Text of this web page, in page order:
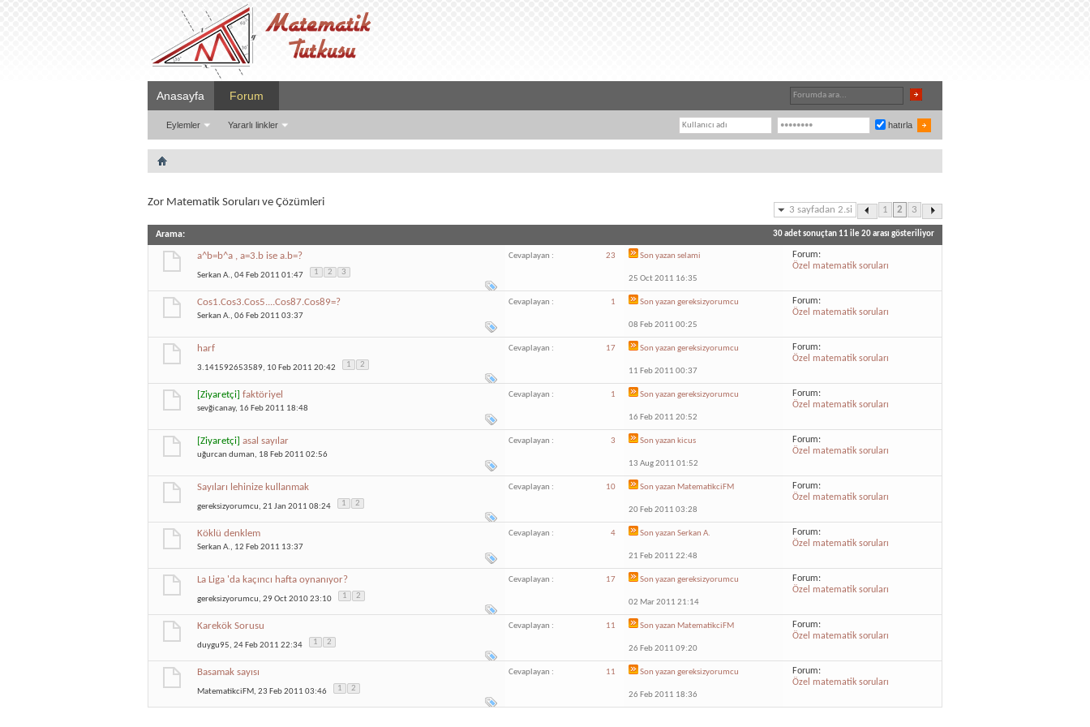
Anasayfa Forum
Eylemler Yararlı linkler hatırla
Zor Matematik Soruları ve Çözümleri
3 sayfadan 2.si 1 2 3
Arama: 30 adet sonuçtan 11 ile 20 arası gösteriliyor
a^b=b^a , a=3.b ise a.b=?
Serkan A., 04 Feb 2011 01:47 1 2 3
Cevaplayan : 23 Son yazan selami
25 Oct 2011 16:35
Forum:
Özel matematik soruları
Cos1.Cos3.Cos5....Cos87.Cos89=?
Serkan A., 06 Feb 2011 03:37
Cevaplayan : 1 Son yazan gereksizyorumcu
08 Feb 2011 00:25
Forum:
Özel matematik soruları
harf
3.141592653589, 10 Feb 2011 20:42 1 2
Cevaplayan : 17 Son yazan gereksizyorumcu
11 Feb 2011 00:37
Forum:
Özel matematik soruları
[Ziyaretçi] faktöriyel
sevğicanay, 16 Feb 2011 18:48
Cevaplayan : 1 Son yazan gereksizyorumcu
16 Feb 2011 20:52
Forum:
Özel matematik soruları
[Ziyaretçi] asal sayılar
uğurcan duman, 18 Feb 2011 02:56
Cevaplayan : 3 Son yazan kicus
13 Aug 2011 01:52
Forum:
Özel matematik soruları
Sayıları lehinize kullanmak
gereksizyorumcu, 21 Jan 2011 08:24 1 2
Cevaplayan : 10 Son yazan MatematikciFM
20 Feb 2011 03:28
Forum:
Özel matematik soruları
Köklü denklem
Serkan A., 12 Feb 2011 13:37
Cevaplayan : 4 Son yazan Serkan A.
21 Feb 2011 22:48
Forum:
Özel matematik soruları
La Liga 'da kaçıncı hafta oynanıyor?
gereksizyorumcu, 29 Oct 2010 23:10 1 2
Cevaplayan : 17 Son yazan gereksizyorumcu
02 Mar 2011 21:14
Forum:
Özel matematik soruları
Karekök Sorusu
duygu95, 24 Feb 2011 22:34 1 2
Cevaplayan : 11 Son yazan MatematikciFM
26 Feb 2011 09:20
Forum:
Özel matematik soruları
Basamak sayısı
MatematikciFM, 23 Feb 2011 03:46 1 2
Cevaplayan : 11 Son yazan gereksizyorumcu
26 Feb 2011 18:36
Forum:
Özel matematik soruları